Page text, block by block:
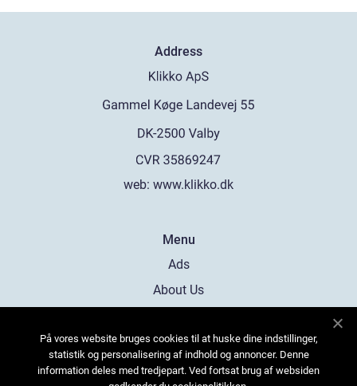
Address
web: www.klikko.dk
Menu
Ads
About Us
Contact
Sitemap
På vores website bruges cookies til at huske dine indstillinger,
statistik og personalisering af indhold og annoncer. Denne
information deles med tredjepart. Ved fortsat brug af websiden